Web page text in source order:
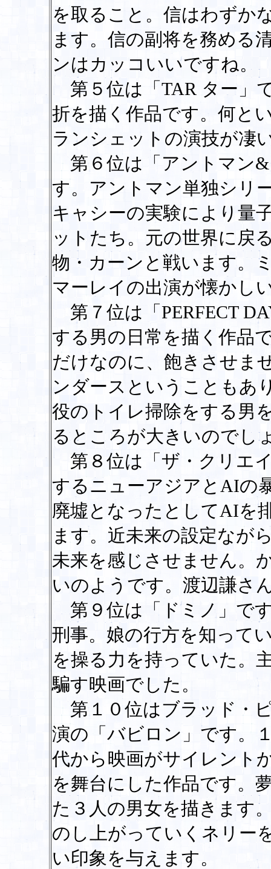
を取ること。信はわずか
ます。信の副将を務める
ンはカッコいいですね。
第５位は「TAR ター」
折を描く作品です。何と
ランシェットの演技が凄
第６位は「アントマン
す。アントマン単独シリ
キャシーの実験により量
ットたち。元の世界に戻
物・カーンと戦います。
マーレイの出演が懐かし
第７位は「PERFECT
する男の日常を描く作品
だけなのに、飽きさせま
ンダースということもあ
役のトイレ掃除をする男
るところが大きいのでし
第８位は「ザ・クリエ
するニューアジアとAIの
廃墟となったとしてAIを
ます。近未来の設定なが
未来を感じさせません。
いのようです。渡辺謙さ
第９位は「ドミノ」で
刑事。娘の行方を知って
を操る力を持っていた。
騙す映画でした。
第１０位はブラッド・
演の「バビロン」です。
代から映画がサイレント
を舞台にした作品です。
た３人の男女を描きます
のし上がっていくネリー
い印象を与えます。